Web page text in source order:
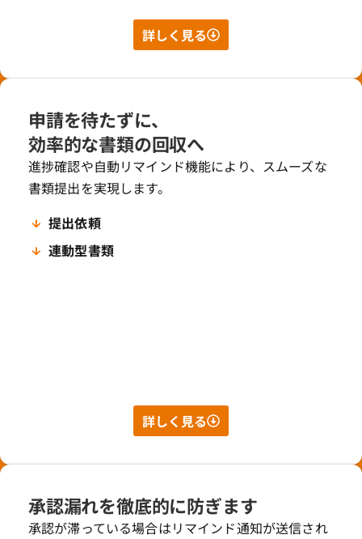
詳しく見る
申請を待たずに、
効率的な書類の回収へ
進捗確認や自動リマインド機能により、スムーズな
書類提出を実現します。
提出依頼
連動型書類
詳しく見る
承認漏れを徹底的に防ぎます
承認が滞っている場合はリマインド通知が送信され